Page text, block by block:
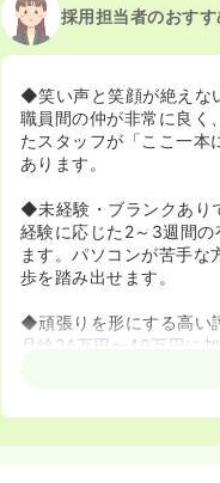
採用担当者のおすす
◆笑い声と笑顔が絶えな
職員間の仲が非常に良く
たスタッフが「ここ一本
あります。
◆未経験・ブランクあり
経験に応じた2～3週間
ます。パソコンが苦手
歩を踏み出せます。
◆頑張りを形にする高い
月給24万円〜40万円に
かり給与に反映されま
◆会員制リゾート特典も